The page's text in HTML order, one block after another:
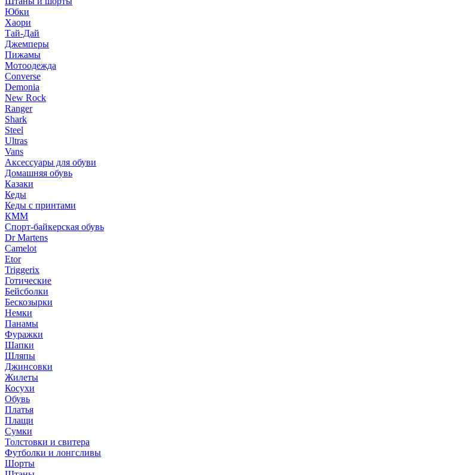
Юбки
Хаори
Тай-Дай
Джемперы
Пижамы
Мотоодежда
Converse
Demonia
New Rock
Ranger
Shark
Steel
Ultras
Vans
Аксессуары для обуви
Домашняя обувь
Казаки
Кеды
Кеды с принтами
КММ
Спорт-байкерская обувь
Dr Martens
Camelot
Etor
Triggerix
Готические
Бейсболки
Бескозырки
Немки
Панамы
Фуражки
Шапки
Шляпы
Джинсовки
Жилеты
Косухи
Обувь
Платья
Плащи
Сумки
Толстовки и свитера
Футболки и лонгсливы
Шорты